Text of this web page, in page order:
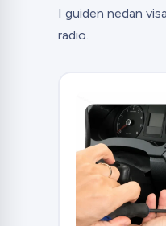
I guiden nedan
radio.